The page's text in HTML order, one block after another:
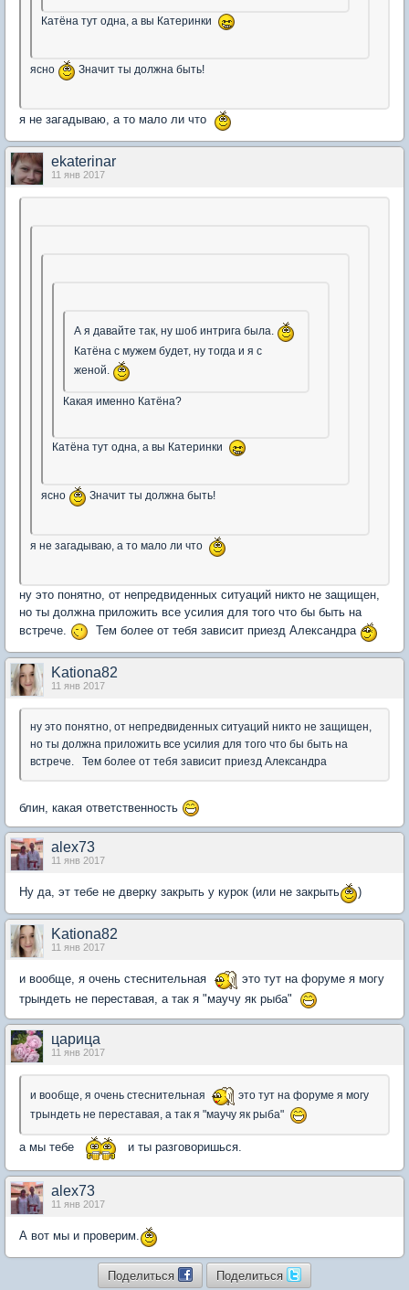
Катёна тут одна, а вы Катеринки
ясно Значит ты должна быть!
я не загадываю, а то мало ли что
ekaterinar
11 янв 2017
А я давайте так, ну шоб интрига была.
Катёна с мужем будет, ну тогда и я с
женой.
Какая именно Катёна?
Катёна тут одна, а вы Катеринки
ясно Значит ты должна быть!
я не загадываю, а то мало ли что
ну это понятно, от непредвиденных ситуаций никто не защищен,
но ты должна приложить все усилия для того что бы быть на
встрече.
Тем более от тебя зависит приезд Александра
Kationa82
11 янв 2017
ну это понятно, от непредвиденных ситуаций никто не защищен,
но ты должна приложить все усилия для того что бы быть на
встрече. Тем более от тебя зависит приезд Александра
блин, какая ответственность
alex73
11 янв 2017
Ну да, эт тебе не дверку закрыть у курок (или не закрыть )
Kationa82
11 янв 2017
и вообще, я очень стеснительная
это тут на форуме я могу
трындеть не переставая, а так я "маучу як рыба"
царица
11 янв 2017
и вообще, я очень стеснительная
это тут на форуме я могу
трындеть не переставая, а так я "маучу як рыба"
а мы тебе и ты разговоришься.
alex73
11 янв 2017
А вот мы и проверим.
Поделиться Поделиться